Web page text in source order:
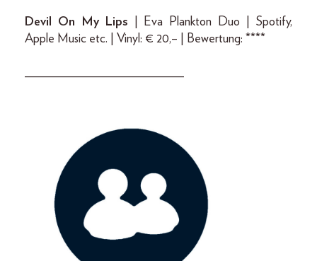
Devil On My Lips | Eva Plankton Duo | Spotify,
Apple Music etc. | Vinyl: € 20,– | Bewertung: ****
_________________________